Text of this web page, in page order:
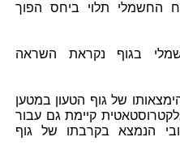
החשמלי תלוי ביחס הפוך
בגוף נקראת השראה
של גוף הטעון במטען
קיימת גם עבור
הנמצא בקרבתו של גוף